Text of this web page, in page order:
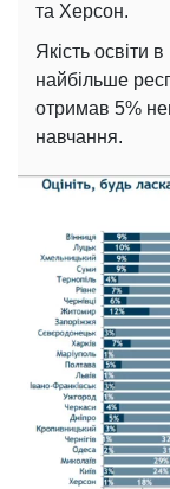
та Херсон.
Якість освіти
найбільше
отримав 5%
навчання.